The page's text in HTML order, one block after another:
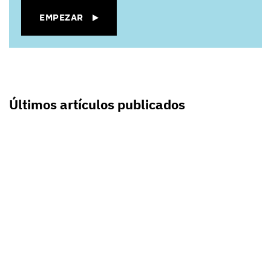
EMPEZAR
Últimos artículos publicados